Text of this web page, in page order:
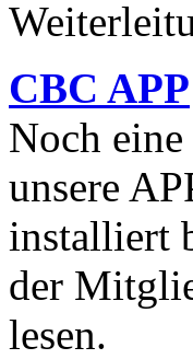
CBC APP
Noch
unsere
installiert
der
lesen.